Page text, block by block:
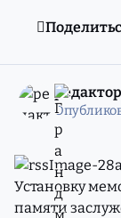
редактор
Установку
памяти